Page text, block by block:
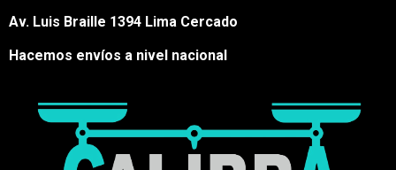
Av. Luis Braille 1394 Lima Cercado
Hacemos envíos a nivel nacional